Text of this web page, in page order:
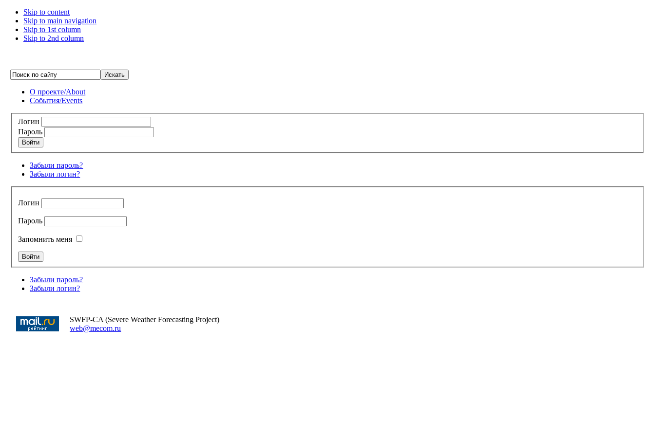
Skip to content
Skip to main navigation
Skip to 1st column
Skip to 2nd column
О проекте/About
События/Events
Логин
Пароль
Войти
Забыли пароль?
Забыли логин?
Логин
Пароль
Запомнить меня
Забыли пароль?
Забыли логин?
SWFP-CA (Severe Weather Forecasting Project)
web@mecom.ru